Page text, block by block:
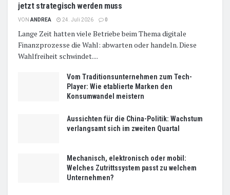
jetzt strategisch werden muss
VON ANDREA 24. Juli 2026 0
Lange Zeit hatten viele Betriebe beim Thema digitale
Finanzprozesse die Wahl: abwarten oder handeln. Diese
Wahlfreiheit schwindet....
Vom Traditionsunternehmen zum Tech-
Player: Wie etablierte Marken den
Konsumwandel meistern
Aussichten für die China-Politik: Wachstum
verlangsamt sich im zweiten Quartal
Mechanisch, elektronisch oder mobil:
Welches Zutrittssystem passt zu welchem
Unternehmen?